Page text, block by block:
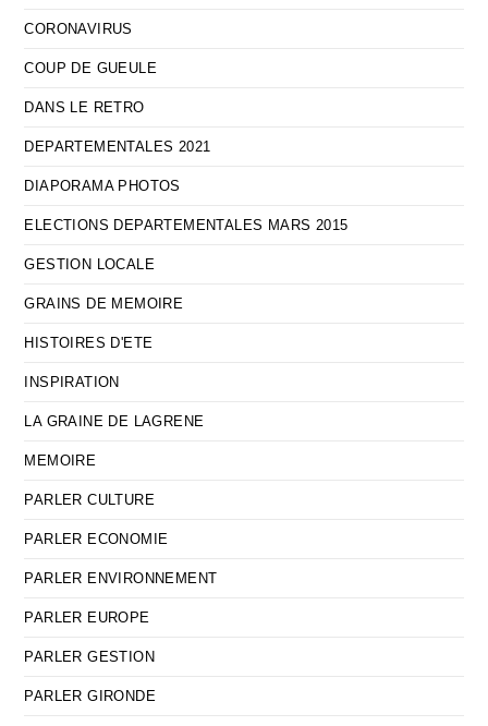
CORONAVIRUS
COUP DE GUEULE
DANS LE RETRO
DEPARTEMENTALES 2021
DIAPORAMA PHOTOS
ELECTIONS DEPARTEMENTALES MARS 2015
GESTION LOCALE
GRAINS DE MEMOIRE
HISTOIRES D'ETE
INSPIRATION
LA GRAINE DE LAGRENE
MEMOIRE
PARLER CULTURE
PARLER ECONOMIE
PARLER ENVIRONNEMENT
PARLER EUROPE
PARLER GESTION
PARLER GIRONDE